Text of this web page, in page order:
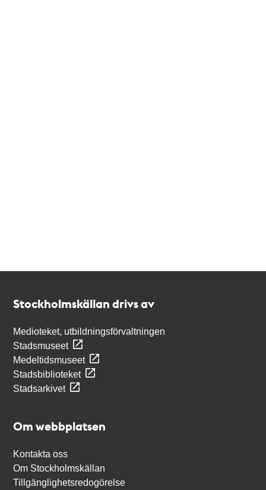
Stockholmskällan drivs av
Medioteket, utbildningsförvaltningen
Stadsmuseet
Medeltidsmuseet
Stadsbiblioteket
Stadsarkivet
Om webbplatsen
Kontakta oss
Om Stockholmskällan
Tillgänglighetsredogörelse